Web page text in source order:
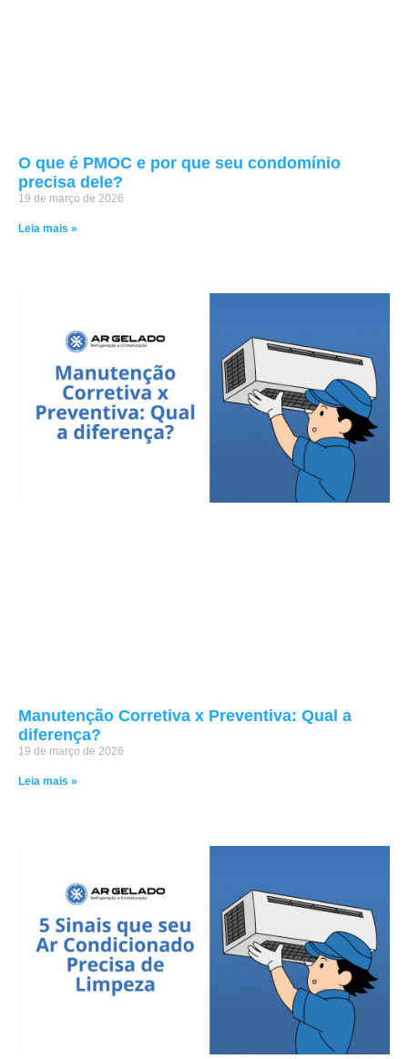
O que é PMOC e por que seu condomínio
precisa dele?
19 de março de 2026
Leia mais »
Manutenção Corretiva x Preventiva: Qual a
diferença?
19 de março de 2026
Leia mais »